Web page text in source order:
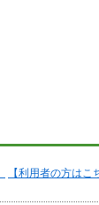
【利用者の方はこ